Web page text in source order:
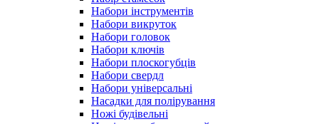
Набори інструментів
Набори викруток
Набори головок
Набори ключів
Набори плоскогубців
Набори свердл
Набори універсальні
Насадки для полірування
Ножі будівельні